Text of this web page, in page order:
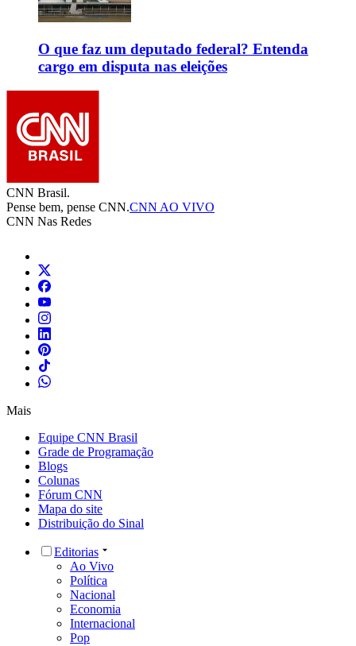
O que faz um deputado federal? Entenda
cargo em disputa nas eleições
CNN Brasil.
Pense bem, pense CNN.CNN AO VIVO
CNN Nas Redes
Mais
Equipe CNN Brasil
Grade de Programação
Blogs
Colunas
Fórum CNN
Mapa do site
Distribuição do Sinal
Editorias
Ao Vivo
Política
Nacional
Economia
Internacional
Pop